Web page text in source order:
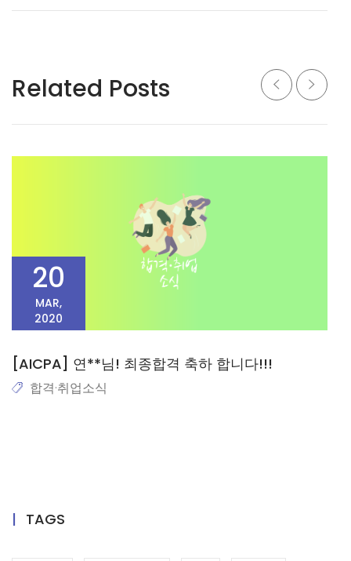
Related Posts
20
MAR,
2020
[AICPA] 연**님! 최종합격 축하 합니다!!!
합격·취업소식
TAGS